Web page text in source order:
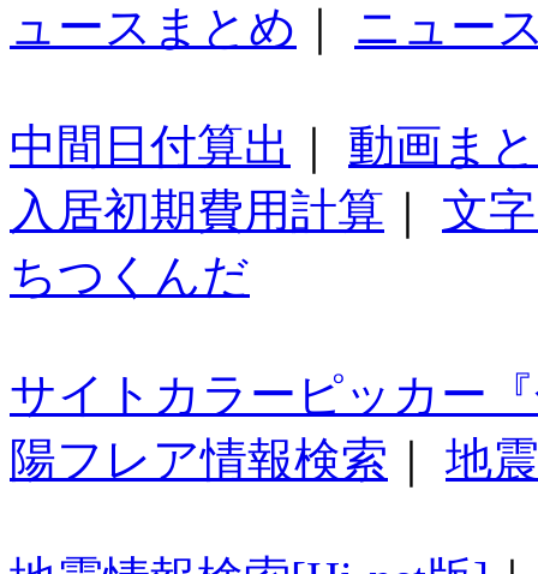
ュースまとめ
ニュー
中間日付算出
動画ま
入居初期費用計算
文
ちつくんだ
サイトカラーピッカー
陽フレア情報検索
地